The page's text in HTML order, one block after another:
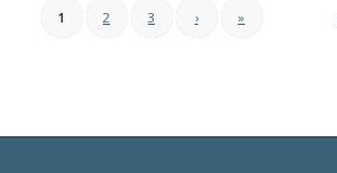
1 2 3 › »